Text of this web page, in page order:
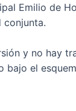
Emilio de
conjunta.
y no hay
bajo el